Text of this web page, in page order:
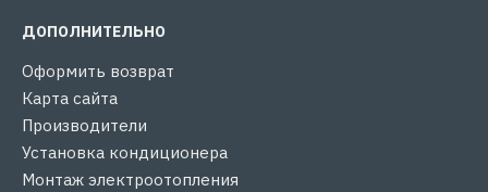
ДОПОЛНИТЕЛЬНО
Оформить возврат
Карта сайта
Производители
Установка кондиционера
Монтаж электроотопления